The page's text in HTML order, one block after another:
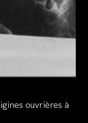
ouvrières à